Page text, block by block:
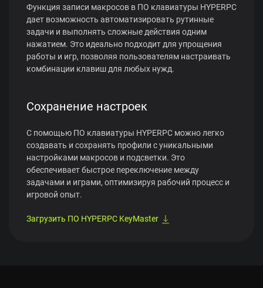
Функция записи макросов в ПО клавиатуры HYPERPC
дает возможность автоматизировать рутинные
задачи и выполнять сложные действия одним
нажатием. Это идеально подходит для упрощения
работы и игр, позволяя пользователям настраивать
комбинации клавиш для любых нужд.
Сохранение настроек
С помощью ПО клавиатуры HYPERPC можно легко
создавать и сохранять профили с уникальными
настройками макросов и подсветки. Это
обеспечивает быстрое переключение между
задачами и играми, оптимизируя рабочий процесс и
игровой опыт.
Загрузить ПО HYPERPC KeyMaster